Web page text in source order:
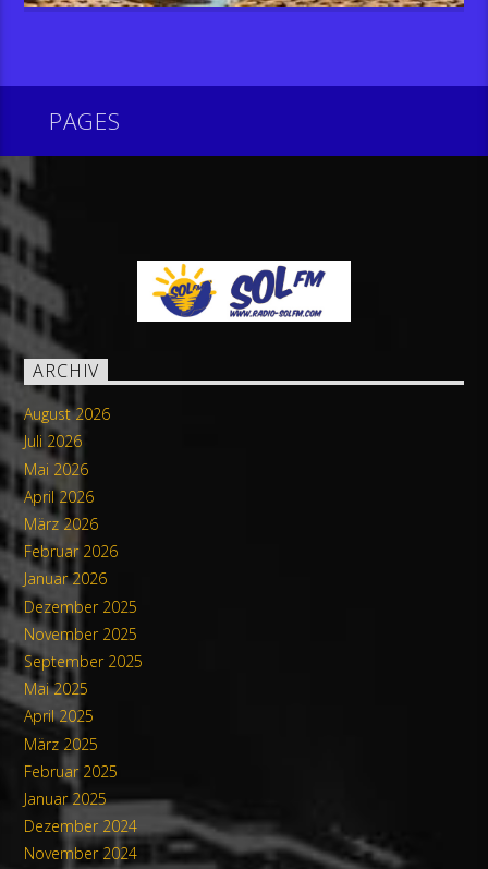
PAGES
ARCHIV
August 2026
Juli 2026
Mai 2026
April 2026
März 2026
Februar 2026
Januar 2026
Dezember 2025
November 2025
September 2025
Mai 2025
April 2025
März 2025
Februar 2025
Januar 2025
Dezember 2024
November 2024